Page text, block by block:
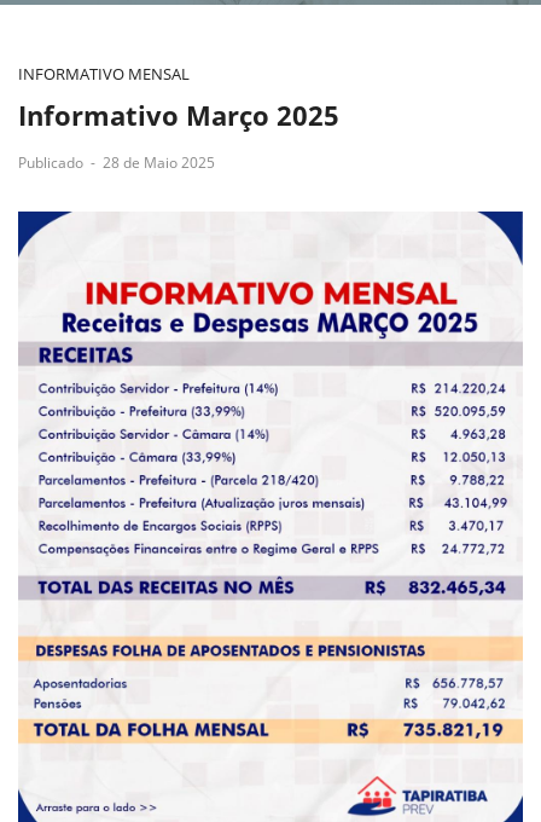
INFORMATIVO MENSAL
Informativo Março 2025
Publicado - 28 de Maio 2025